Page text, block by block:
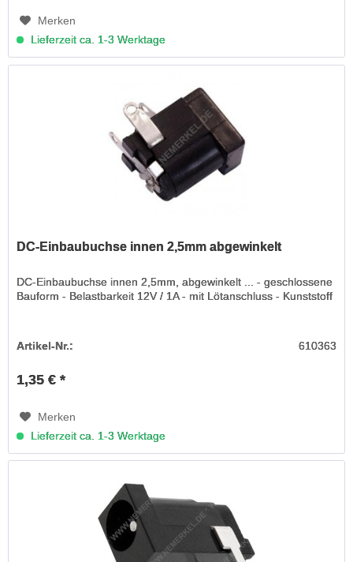
Merken
Lieferzeit ca. 1-3 Werktage
DC-Einbaubuchse innen 2,5mm abgewinkelt
DC-Einbaubuchse innen 2,5mm, abgewinkelt ... - geschlossene
Bauform - Belastbarkeit 12V / 1A - mit Lötanschluss - Kunststoff
Artikel-Nr.: 610363
1,35 € *
Merken
Lieferzeit ca. 1-3 Werktage